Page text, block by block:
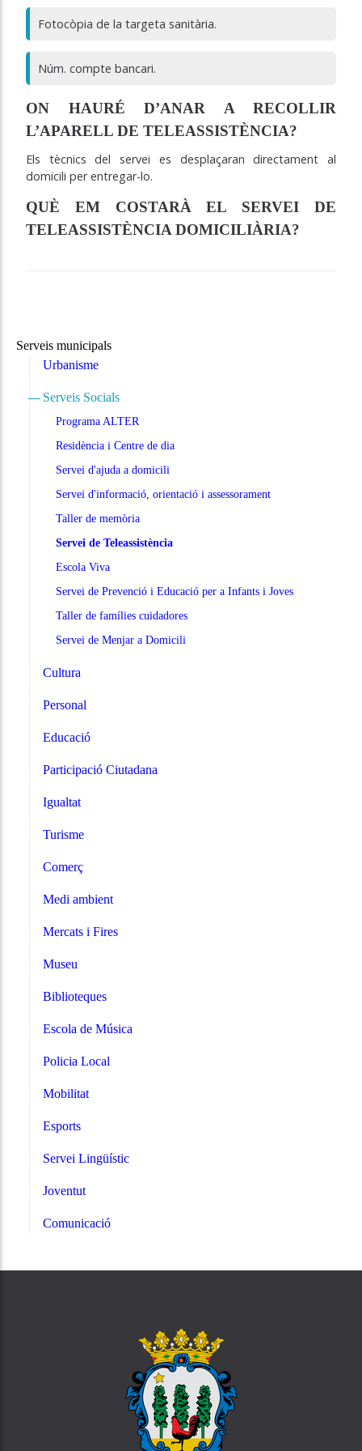
Serveis municipals
Urbanisme
Serveis Socials
Programa ALTER
Residència i Centre de dia
Servei d'ajuda a domicili
Servei d'informació, orientació i assessorament
Taller de memòria
Servei de Teleassistència
Escola Viva
Servei de Prevenció i Educació per a Infants i Joves
Taller de famílies cuidadores
Servei de Menjar a Domicili
Cultura
Personal
Educació
Participació Ciutadana
Igualtat
Turisme
Comerç
Medi ambient
Mercats i Fires
Museu
Biblioteques
Escola de Música
Policia Local
Mobilitat
Esports
Servei Lingüístic
Joventut
Comunicació
Fotocòpia de la targeta sanitària.
Núm. compte bancari.
ON HAURÉ D’ANAR A RECOLLIR
L’APARELL DE TELEASSISTÈNCIA?
Els tècnics del servei es desplaçaran directament al
domicili per entregar-lo.
QUÈ EM COSTARÀ EL SERVEI DE
TELEASSISTÈNCIA DOMICILIÀRIA?